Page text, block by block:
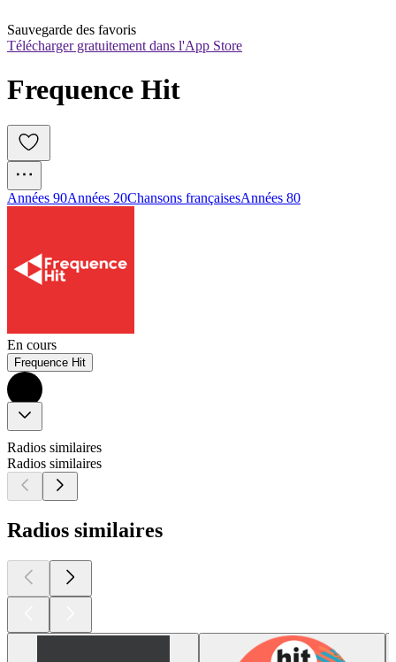
Sauvegarde des favoris
Télécharger gratuitement dans l'App Store
Frequence Hit
Années 90Années 20Chansons françaisesAnnées 80
En cours
Frequence Hit
Radios similaires
Radios similaires
Radios similaires